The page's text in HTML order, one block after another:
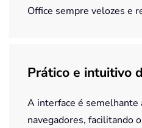
Office sempre velozes e
Prático e intuitivo
A interface é semelhante
navegadores, facilitando